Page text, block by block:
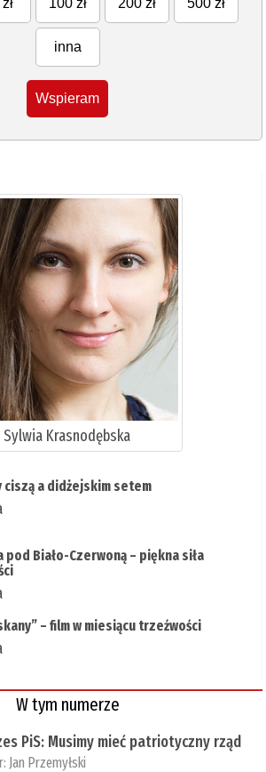
inna
Wspieram
Sylwia Krasnodębska
ciszą a didżejskim setem
pod Biało-Czerwoną – piękna siła
– film w miesiącu trzeźwości
W tym numerze
PiS: Musimy mieć patriotyczny rząd
Jan Przemyłski